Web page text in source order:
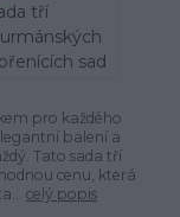
pro každého
balení a
Tato sada tří
cenu, která
celý popis